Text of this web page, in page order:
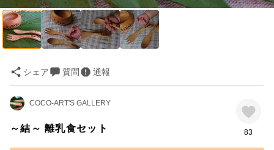
シェア 質問 通報
COCO-ART'S GALLERY
～結～ 離乳食セット 83